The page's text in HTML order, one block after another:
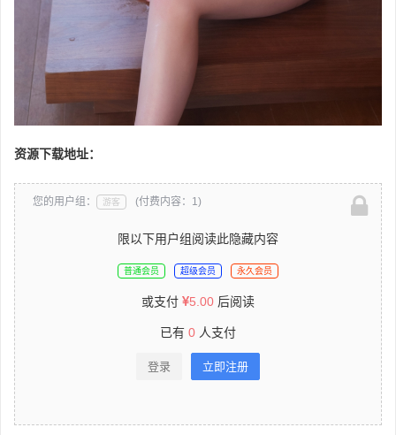
资源下载地址：
您的用户组： 游客 (付费内容：1)
限以下用户组阅读此隐藏内容
普通会员 超级会员 永久会员
或支付 5.00 后阅读
已有 0 人支付
登录 立即注册